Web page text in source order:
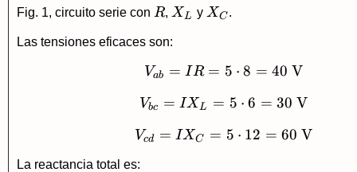
Fig. 1, circuito serie con R
R, X_L
X L y X_C
XC .
Las tensiones eficaces son:
Vab = IR = 5 ⋅ 8 = 40 V
Vbc = IX L = 5 ⋅ 6 = 30 V
Vcd = IXC = 5 ⋅ 12 = 60 V
La reactancia total es: